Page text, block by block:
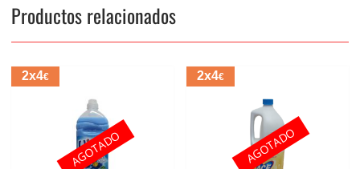
Productos relacionados
2x4€
AGOTADO
2x4€
AGOTADO